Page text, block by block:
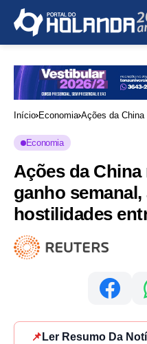
Início Economia Ações da China
Economia
Ações da
ganho
hostilidades
📌 Ler Resumo Da